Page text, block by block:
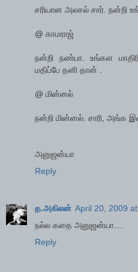
சரியான அலசல் சார். நன்றி
@ காமராஜ்
நன்றி நண்பா. உங்கள
மதிப்பே தனி தான் .
@ மின்னல்
நன்றி மின்னல். சாரி, அங்க
அனுஜன்யா
Reply
த.அகிலன் April 20, 2009
நல்ல கதை அனுஜன்யா....
Reply